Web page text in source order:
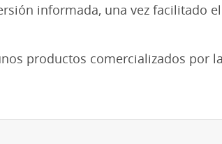
informada, una vez facilitado el
productos comercializados por la